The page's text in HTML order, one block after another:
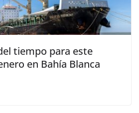
tiempo para este
en Bahía Blanca